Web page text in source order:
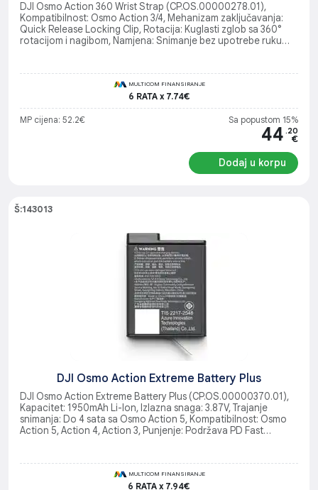
DJI Osmo Action 360 Wrist Strap (CP.OS.00000278.01),
Kompatibilnost: Osmo Action 3/4, Mehanizam zaključavanja:
Quick Release Locking Clip, Rotacija: Kuglasti zglob sa 360°
rotacijom i nagibom, Namjena: Snimanje bez upotrebe ruku
MULTICOM FINANSIRANJE
6 RATA x 7.74€
MP cijena: 52.2€ Sa popustom 15%
44 .20
€
Dodaj u korpu
Š:143013
DJI Osmo Action Extreme Battery Plus
DJI Osmo Action Extreme Battery Plus (CP.OS.00000370.01),
Kapacitet: 1950mAh Li-Ion, Izlazna snaga: 3.87V, Trajanje
snimanja: Do 4 sata sa Osmo Action 5, Kompatibilnost: Osmo
Action 5, Action 4, Action 3, Punjenje: Podržava PD Fast
MULTICOM FINANSIRANJE
6 RATA x 7.94€